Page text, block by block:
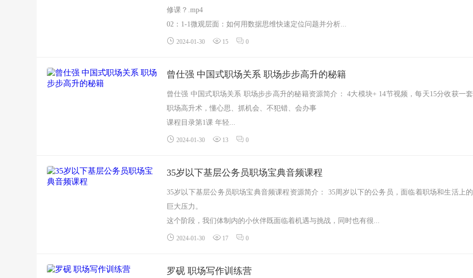
修课？.mp4
02：1-1微观层面：如何用数据思维快速定位问题并分析...
2024-01-30 15 0
曾仕强 中国式职场关系 职场步步高升的秘籍
曾仕强 中国式职场关系 职场步步高升的秘籍资源简介： 4大模块+ 14节视频，每天15分收获一套
职场高升术，懂心思、抓机会、不犯错、会办事
课程目录第1课 年轻...
2024-01-30 13 0
35岁以下基层公务员职场宝典音频课程
35岁以下基层公务员职场宝典音频课程资源简介： 35周岁以下的公务员，面临着职场和生活上的
巨大压力。
这个阶段，我们体制内的小伙伴既面临着机遇与挑战，同时也有很...
2024-01-30 17 0
罗砚 职场写作训练营